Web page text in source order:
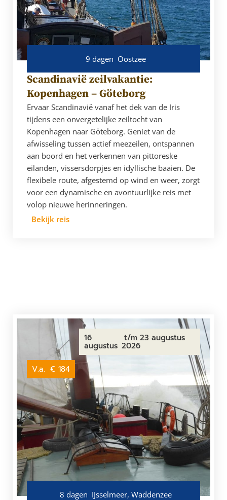
9 dagen Oostzee
Scandinavië zeilvakantie:
Kopenhagen – Göteborg
Ervaar Scandinavië vanaf het dek van de Iris
tijdens een onvergetelijke zeiltocht van
Kopenhagen naar Göteborg. Geniet van de
afwisseling tussen actief meezeilen, ontspannen
aan boord en het verkennen van pittoreske
eilanden, vissersdorpjes en idyllische baaien. De
flexibele route, afgestemd op wind en weer, zorgt
voor een dynamische en avontuurlijke reis met
volop nieuwe herinneringen.
Bekijk reis
16
augustus
t/m 23 augustus
2026
V.a. € 184
8 dagen IJsselmeer, Waddenzee